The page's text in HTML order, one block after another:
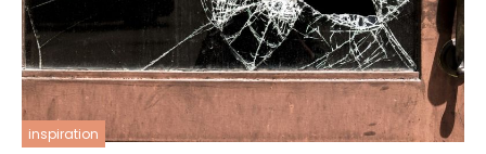
inspiration